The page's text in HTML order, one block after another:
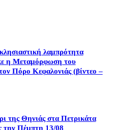
λαμπρότητα
η Μεταμόρφωση του
Πόρο Κεφαλονιάς (βίντεο –
της Θηνιάς στα Πετρικάτα
την Πέμπτη 13/08